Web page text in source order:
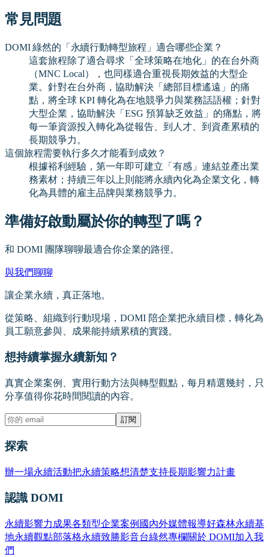
常見問題
DOMI 綠然的「永續行動轉型旅程」適合哪些企業？
這套旅程除了適合尋求「全球策略在地化」的在台外商
（MNC Local），也同樣適合重視長期效益的大型企
業。針對在台外商，協助解決「總部目標遙遠」的痛
點，將全球 KPI 轉化為在地競爭力與業務話語權；針對
大型企業，協助解決「ESG 預算缺乏效益」的痛點，將
每一筆資源投入轉化為從報告、到人才、到資產累積的
長期競爭力。
這個旅程需要執行多久才能看到成效？
根據裕利經驗，第一年即可建立「有感」連結並產出業
務素材；持續三年以上則能將永續內化為企業文化，轉
化為具體的雇主品牌與業務競爭力。
準備好啟動屬於你的轉型了嗎？
和 DOMI 團隊聊聊最適合你企業的路徑。
與我們聊聊
讓企業永續，真正落地。
從策略、組織到行動現場，DOMI 陪企業把永續目標，轉化為
員工願意參與、成果能持續累積的實踐。
想持續掌握永續新知？
真實企業案例、實用行動方法與轉型觀點，每月精選幾封，只
分享值得你花時間閱讀的內容。
訂閱
探索
辦一場永續活動把永續策略想清楚支持長期影響力計畫
認識 DOMI
永續影響力成果各類型企業案例 國內外媒體報導好森林永續基
地永續觀點部落格永續致勝影音台綠然專欄關於 DOMI加入我
們